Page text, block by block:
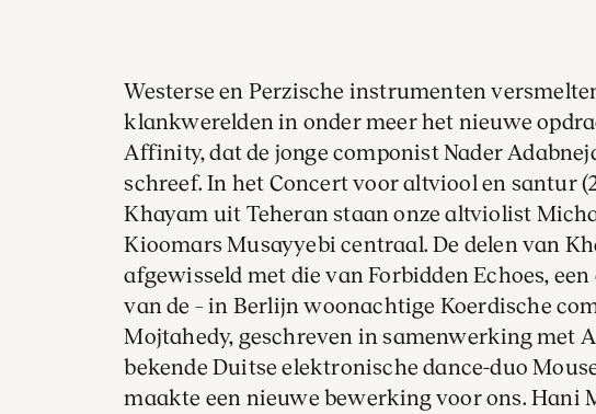
Westerse en Perzische instrumenten
klankwerelden in onder meer het nieuwe
Affinity, dat de jonge componist Nader
schreef. In het Concert voor altviool en santur
Khayam uit Teheran staan onze altviolist
Kioomars Musayyebi centraal. De delen van
afgewisseld met die van Forbidden Echoes,
van de – in Berlijn woonachtige Koerdische
Mojtahedy, geschreven in samenwerking met
bekende Duitse elektronische dance-duo
maakte een nieuwe bewerking voor ons. Hani